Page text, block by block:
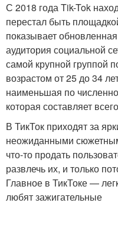
С 2018 года Tik-Tok
перестал быть
показывает
аудитория социальной
самой крупной группой
возрастом от 25 до 34
наименьшая по
которая составляет
В ТикТок приходят за
неожиданными
что-то продать
развлечь их, и только
Главное в ТикТоке —
любят зажигательные